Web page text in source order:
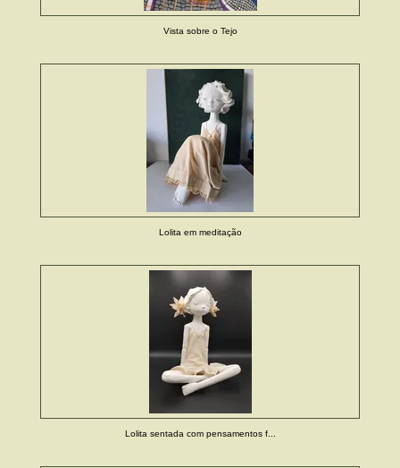
Vista sobre o Tejo
Lolita em meditação
Lolita sentada com pensamentos f...